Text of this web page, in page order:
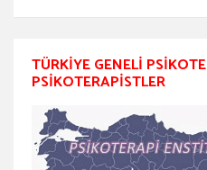
TÜRKIYE GENELI
PSIKOTERAPISTLER